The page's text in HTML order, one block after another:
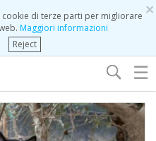
×
di terze parti per migliorare
Maggiori informazioni
Reject
☰